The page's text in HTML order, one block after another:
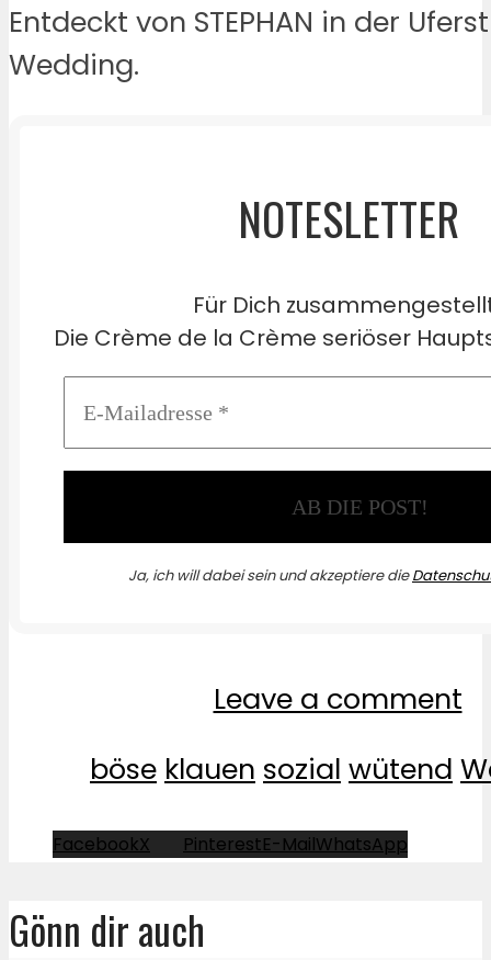
Entdeckt von STEPHAN in der
Wedding.
NOTESLETTER
Für Dich
Die Crème de la Crème seriöser
Ja, ich will dabei sein und akzeptiere die
Leave a comment
böse klauen sozial wütend
FacebookX PinterestE-MailWhatsApp
Gönn dir auch